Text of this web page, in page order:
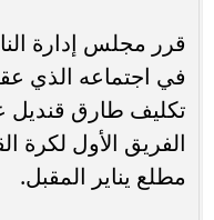
قرر مجلس إدارة
في اجتماعه الذي
تكليف طارق قنديل
الفريق الأول لكرة
مطلع يناير المقبل.